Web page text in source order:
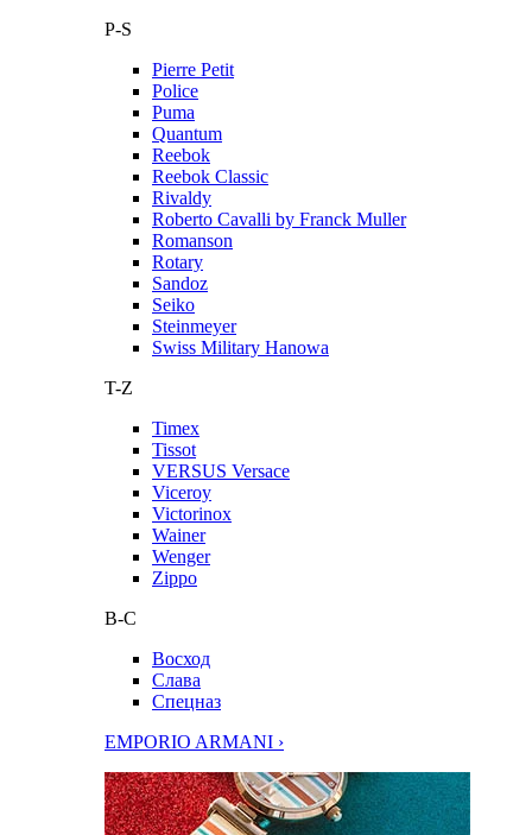
P-S
Pierre Petit
Police
Puma
Quantum
Reebok
Reebok Classic
Rivaldy
Roberto Cavalli by Franck Muller
Romanson
Rotary
Sandoz
Seiko
Steinmeyer
Swiss Military Hanowa
T-Z
Timex
Tissot
VERSUS Versace
Viceroy
Victorinox
Wainer
Wenger
Zippo
В-С
Восход
Слава
Спецназ
EMPORIO ARMANI ›